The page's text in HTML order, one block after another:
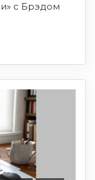
с Брэдом